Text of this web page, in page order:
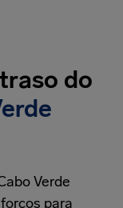
do
Verde
para